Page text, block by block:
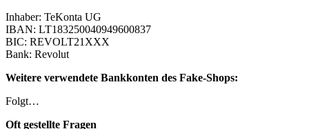
Inhaber: TeKonta UG
IBAN: LT183250040949600837
BIC: REVOLT21XXX
Bank: Revolut
Weitere verwendete Bankkonten des Fake-Shops:
Folgt…
Oft gestellte Fragen